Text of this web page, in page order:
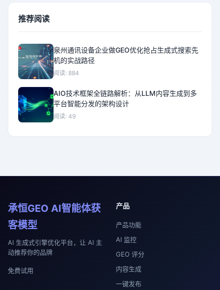
推荐阅读
泉州通讯设备企业做GEO优化抢占生成式搜索先
机的实战路径
阅读: 884
AIO技术框架全链路解析：从LLM内容生成到多
平台智能分发的架构设计
阅读: 49
承恒GEO AI智能体获
客模型
AI 生成式引擎优化平台，让 AI 主
动推荐你的品牌
免费试用
产品
产品功能
AI 监控
GEO 评分
内容生成
一键发布